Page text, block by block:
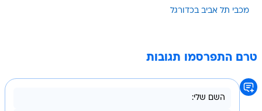
מכבי תל אביב בכדורגל
טרם התפרסמו תגובות